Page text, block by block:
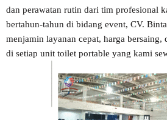
dan perawatan rutin dari tim profesional
bertahun-tahun di bidang event, CV.
menjamin layanan cepat, harga bersaing,
di setiap unit toilet portable yang kami